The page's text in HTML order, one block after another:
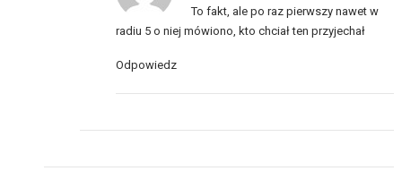
To fakt, ale po raz pierwszy nawet w
radiu 5 o niej mówiono, kto chciał ten przyjechał
Odpowiedz